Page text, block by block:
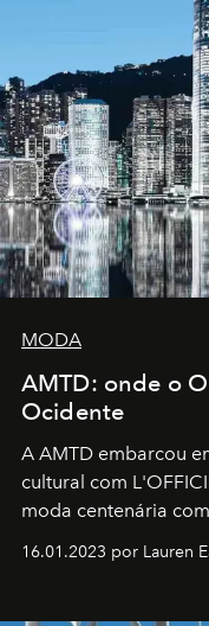
MODA
AMTD: onde o
Ocidente
A AMTD embarcou
cultural com
moda centenária
16.01.2023 por Lauren